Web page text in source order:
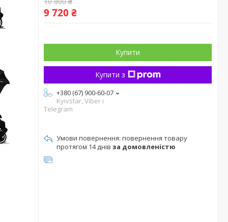
9 720 ₴
Купити
Купити з
+380 (67) 900-60-07
Kyivstar, Viber i
Telegram
повернення товару
протягом 14 днів за домовленістю